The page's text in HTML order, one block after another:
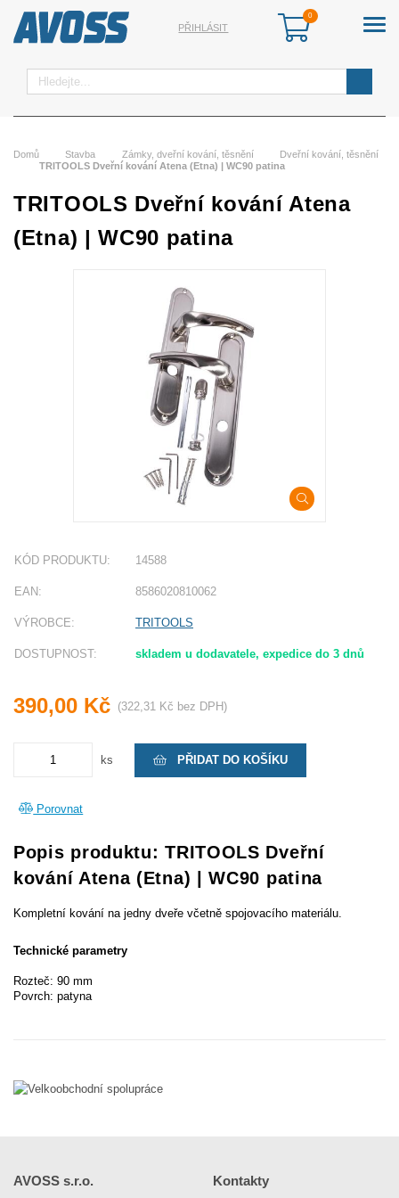
Hledat
PŘIHLÁSIT
Domů Stavba Zámky, dveřní kování, těsnění
Dveřní kování, těsnění
TRITOOLS Dveřní kování Atena (Etna) | WC90 patina
TRITOOLS Dveřní kování Atena
(Etna) | WC90 patina
KÓD PRODUKTU: 14588
EAN: 8586020810062
VÝROBCE: TRITOOLS
DOSTUPNOST: skladem u dodavatele, expedice do 3 dnů
390,00 Kč (322,31 Kč bez DPH)
ks PŘIDAT DO KOŠÍKU
Porovnat
Popis produktu: TRITOOLS Dveřní
kování Atena (Etna) | WC90 patina
Kompletní kování na jedny dveře včetně spojovacího materiálu.
Technické parametry
Rozteč: 90 mm
Povrch: patyna
AVOSS s.r.o. Kontakty